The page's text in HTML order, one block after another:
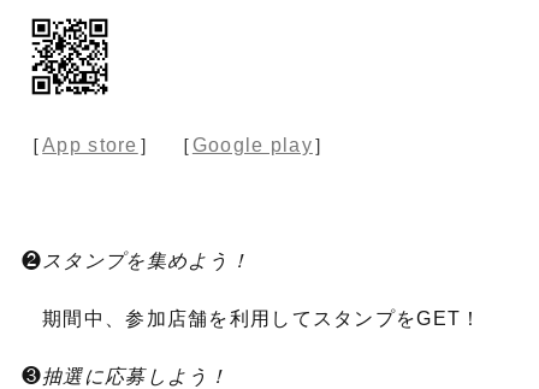
［App store ］ ［ Google play］
❷ スタンプを集めよう！
期間中、参加店舗を利用してスタンプをGET！
❸抽選に応募しよう！